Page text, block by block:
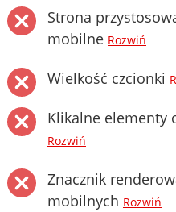
Strona
mobilne Rozwiń
Wielkość czcionki
Klikalne elementy
Rozwiń
Znacznik
mobilnych Rozwiń